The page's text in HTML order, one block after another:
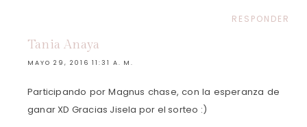
RESPONDER
Tania Anaya
MAYO 29, 2016 11:31 A. M.
Participando por Magnus chase, con la esperanza de
ganar XD Gracias Jisela por el sorteo :)